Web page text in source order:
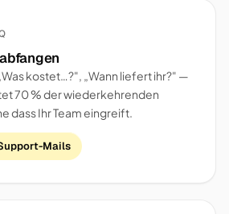
kostet…?", „Wann liefert ihr?" —
70 % der wiederkehrenden
dass Ihr Team eingreift.
Mails